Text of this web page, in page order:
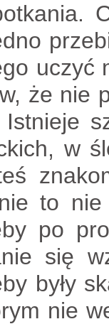
uczyć
że nie
w
to
po
się
były
nie